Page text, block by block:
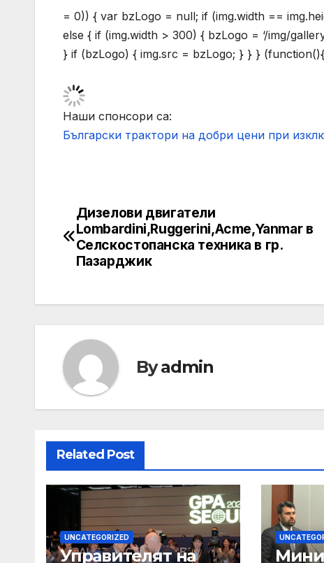
= 0)) { var bzLogo = null; if (img.width ==
else { if (img.width > 300) { bzLogo = ‘/img/
} if (bzLogo) { img.src = bzLogo; } } }
Наши спонсори са:
Български трактори на добри цени при
Post
navigation
Дизелови двигатели
Lombardini,Ruggerini,Acme,Yanmar в
Селскостопанска техника в гр.
Пазарджик
Byadmin
Related Post
UNCATEGORIZED
Управителят на